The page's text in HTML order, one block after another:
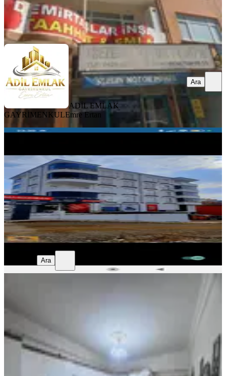
ADİL EMLAK GAYRİMENKULEmre Ertan
Ara
ADİL EMLAK
GAYRİMENKULEmre Ertan
Ara
YENİ
Merkez, Sanayi Yazıkonak Mahallesi
3+1·160 m²·4. Kat· 05.08.2026
3.250.000 ₺
Arif Sezer
Ara
Ara
1. Kat
3.600.000 ₺